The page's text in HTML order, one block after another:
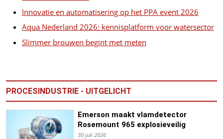
Innovatie en automatisering op het PPA event 2026
Aqua Nederland 2026: kennisplatform voor watersector
Slimmer brouwen begint met meten
PROCESINDUSTRIE - UITGELICHT
Emerson maakt vlamdetector
Rosemount 965 explosieveilig
30 juli 2026